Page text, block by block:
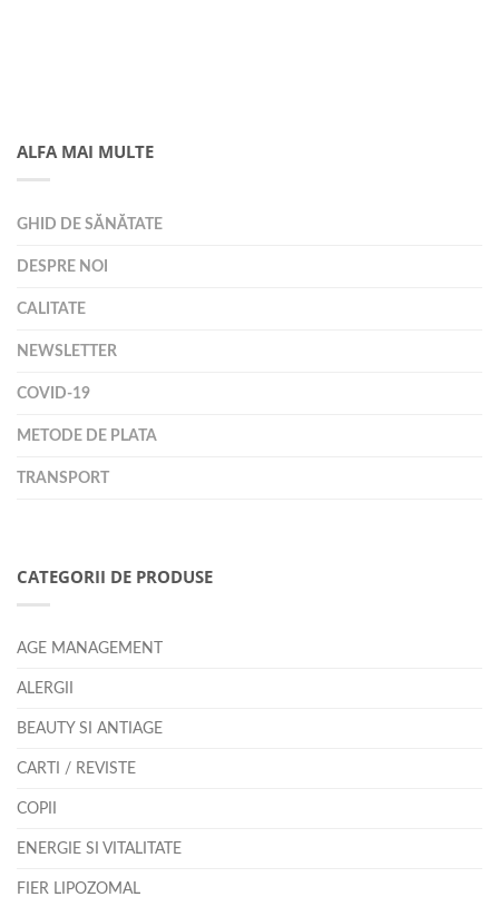
ALFA MAI MULTE
GHID DE SĂNĂTATE
DESPRE NOI
CALITATE
NEWSLETTER
COVID-19
METODE DE PLATA
TRANSPORT
CATEGORII DE PRODUSE
AGE MANAGEMENT
ALERGII
BEAUTY SI ANTIAGE
CARTI / REVISTE
COPII
ENERGIE SI VITALITATE
FIER LIPOZOMAL